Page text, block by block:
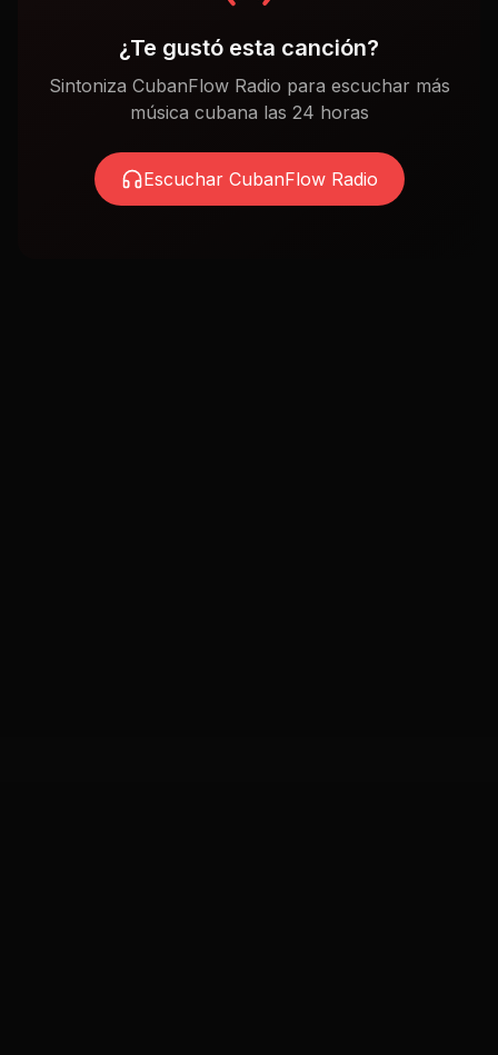
¿Te gustó esta canción?
Sintoniza CubanFlow Radio para escuchar más
música cubana las 24 horas
Escuchar CubanFlow Radio